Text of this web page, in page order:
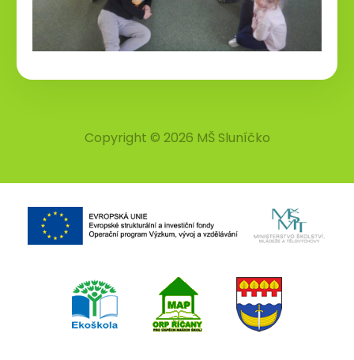
Copyright © 2026 MŠ Sluníčko